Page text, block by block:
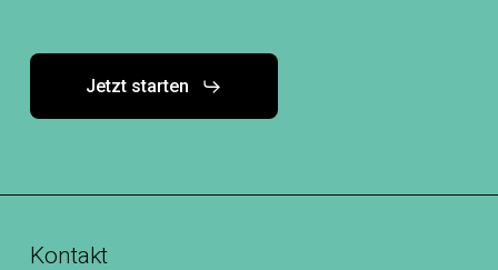
Jetzt starten
Kontakt